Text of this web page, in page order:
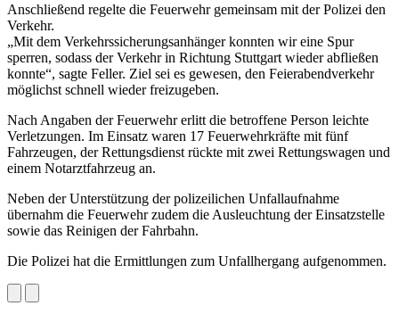
Anschließend regelte die Feuerwehr gemeinsam mit der Polizei den
Verkehr.
„Mit dem Verkehrssicherungsanhänger konnten wir eine Spur
sperren, sodass der Verkehr in Richtung Stuttgart wieder abfließen
konnte“, sagte Feller. Ziel sei es gewesen, den Feierabendverkehr
möglichst schnell wieder freizugeben.
Nach Angaben der Feuerwehr erlitt die betroffene Person leichte
Verletzungen. Im Einsatz waren 17 Feuerwehrkräfte mit fünf
Fahrzeugen, der Rettungsdienst rückte mit zwei Rettungswagen und
einem Notarztfahrzeug an.
Neben der Unterstützung der polizeilichen Unfallaufnahme
übernahm die Feuerwehr zudem die Ausleuchtung der Einsatzstelle
sowie das Reinigen der Fahrbahn.
Die Polizei hat die Ermittlungen zum Unfallhergang aufgenommen.